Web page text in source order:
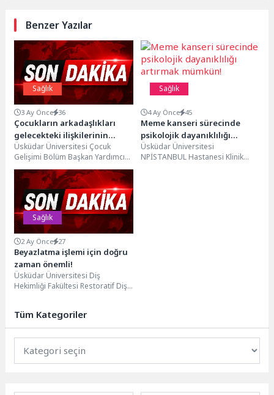
Benzer Yazılar
Sağlık
3 Ay Önce 36
Çocukların arkadaşlıkları
gelecekteki ilişkilerinin
provası!
Üsküdar Üniversitesi Çocuk
Gelişimi Bölüm Başkan Yardımcısı
Dr. Öğr. Üyesi Pınar Demir Asma,
çocukluk döneminde...
Sağlık
4 Ay Önce 45
Meme kanseri sürecinde
psikolojik dayanıklılığı
artırmak mümkün!
Üsküdar Üniversitesi
NPİSTANBUL Hastanesi Klinik
Sağlık
2 Ay Önce 27
Beyazlatma işlemi için doğru
zaman önemli!
Üsküdar Üniversitesi Diş
Hekimliği Fakültesi Restoratif Diş
Tüm Kategoriler